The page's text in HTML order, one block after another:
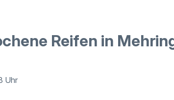
Reifen in
Uhr